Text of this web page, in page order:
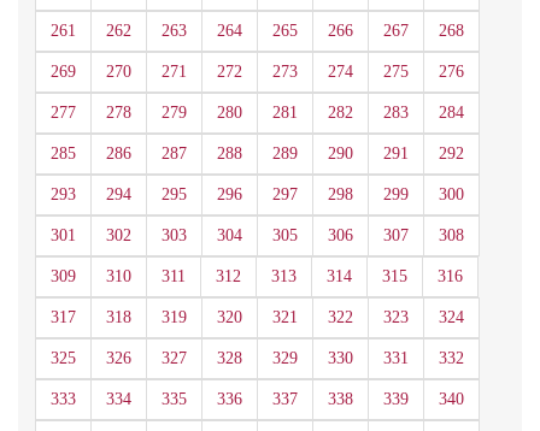
261 262 263 264 265 266 267 268
269 270 271 272 273 274 275 276
277 278 279 280 281 282 283 284
285 286 287 288 289 290 291 292
293 294 295 296 297 298 299 300
301 302 303 304 305 306 307 308
309 310 311 312 313 314 315 316
317 318 319 320 321 322 323 324
325 326 327 328 329 330 331 332
333 334 335 336 337 338 339 340